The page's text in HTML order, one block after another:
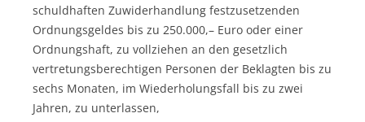
schuldhaften Zuwiderhandlung festzusetzenden
Ordnungsgeldes bis zu 250.000,– Euro oder einer
Ordnungshaft, zu vollziehen an den gesetzlich
vertretungsberechtigen Personen der Beklagten bis zu
sechs Monaten, im Wiederholungsfall bis zu zwei
Jahren, zu unterlassen,